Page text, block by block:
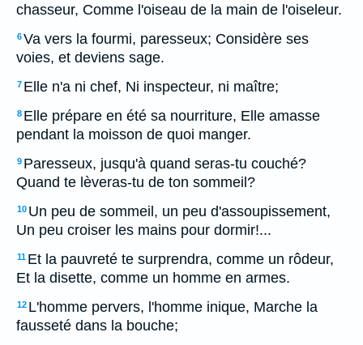
chasseur, Comme l'oiseau de la main de l'oiseleur.
6Va vers la fourmi, paresseux; Considère ses
voies, et deviens sage.
7 Elle n'a ni chef, Ni inspecteur, ni maître;
8 Elle prépare en été sa nourriture, Elle amasse
pendant la moisson de quoi manger.
9 Paresseux, jusqu'à quand seras-tu couché?
Quand te lèveras-tu de ton sommeil?
10 Un peu de sommeil, un peu d'assoupissement,
Un peu croiser les mains pour dormir!...
11 Et la pauvreté te surprendra, comme un rôdeur,
Et la disette, comme un homme en armes.
12 L'homme pervers, l'homme inique, Marche la
fausseté dans la bouche;